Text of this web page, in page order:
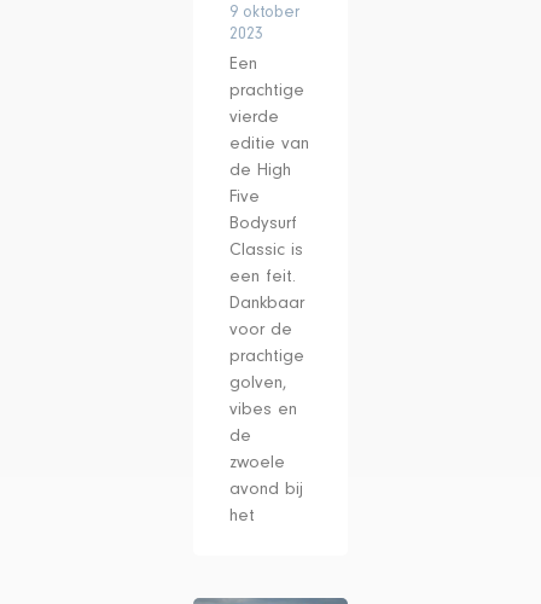
9 oktober
2023
Een
prachtige
vierde
editie van
de High
Five
Bodysurf
Classic is
een feit.
Dankbaar
voor de
prachtige
golven,
vibes en
de
zwoele
avond bij
het